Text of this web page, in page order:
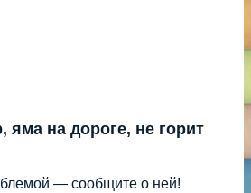
яма на дороге, не горит
— сообщите о ней!